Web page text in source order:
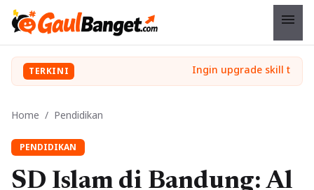
menu
TERKINI
Home / Pendidikan
PENDIDIKAN
SD Islam di Bandung: Al